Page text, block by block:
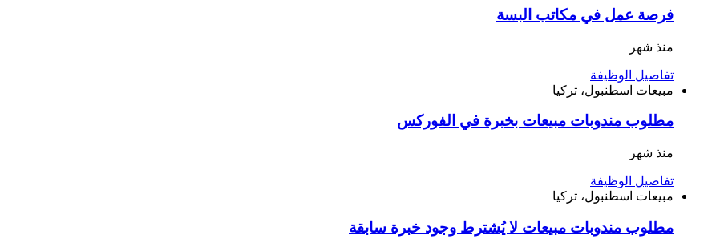
فرصة عمل في مكاتب البسة
منذ شهر
تفاصيل الوظيفة
مبيعات اسطنبول، تركيا
مطلوب مندوبات مبيعات بخبرة في الفوركس
منذ شهر
تفاصيل الوظيفة
مبيعات اسطنبول، تركيا
مطلوب مندوبات مبيعات لا يُشترط وجود خبرة سابقة